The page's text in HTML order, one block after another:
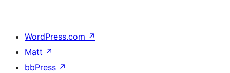
WordPress.com ↗
Matt ↗
bbPress ↗